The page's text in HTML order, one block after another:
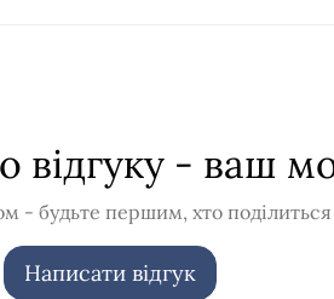
відгуку - ваш
- будьте першим, хто
Написати відгук